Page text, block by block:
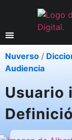
Nuverso /
Audiencia
Usuario